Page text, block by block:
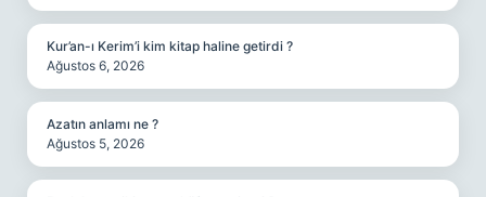
Kur’an-ı Kerim’i kim kitap haline getirdi ?
Ağustos 6, 2026
Azatın anlamı ne ?
Ağustos 5, 2026